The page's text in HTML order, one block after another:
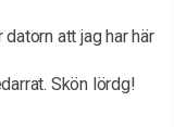
att jag har här
Skön lördg!